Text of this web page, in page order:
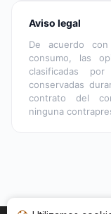
Aviso legal
De acuerdo
consumo, las
clasificadas
conservadas
contrato del
ninguna